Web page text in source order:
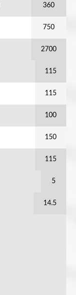
360
750
2700
115
115
100
150
115
5
14.5